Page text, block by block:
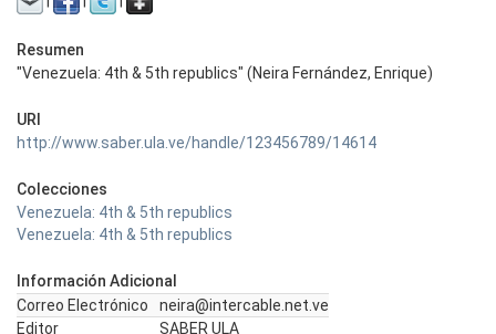
Resumen
"Venezuela: 4th & 5th republics" (Neira Fernández, Enrique)
URI
http://www.saber.ula.ve/handle/123456789/14614
Colecciones
Venezuela: 4th & 5th republics
Venezuela: 4th & 5th republics
Información Adicional
Correo Electrónico
neira@intercable.net.ve
Editor
SABER ULA